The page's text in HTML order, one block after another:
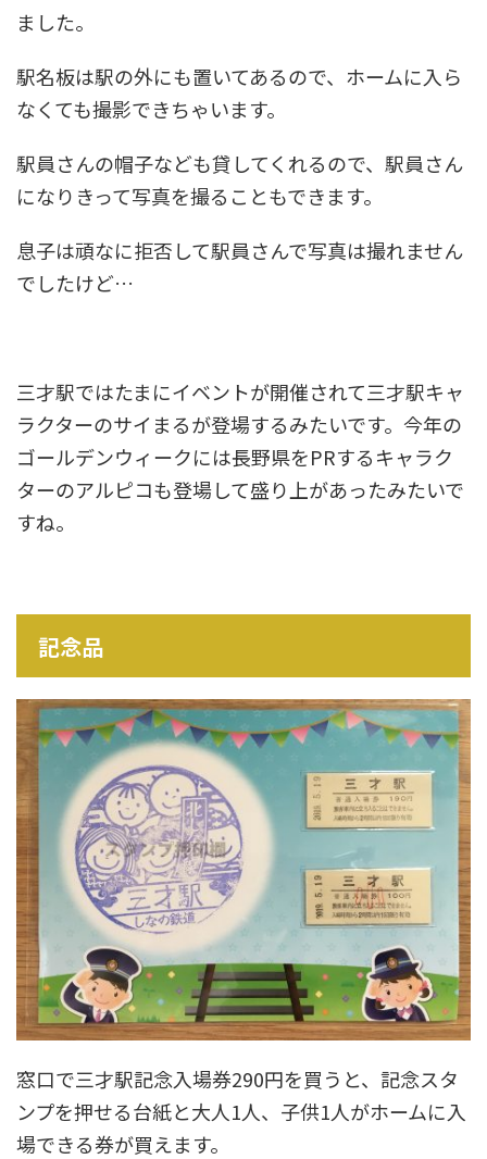
ました。
駅名板は駅の外にも置いてあるので、ホームに入ら
なくても撮影できちゃいます。
駅員さんの帽子なども貸してくれるので、駅員さん
になりきって写真を撮ることもできます。
息子は頑なに拒否して駅員さんで写真は撮れません
でしたけど…
三才駅ではたまにイベントが開催されて三才駅キャ
ラクターのサイまるが登場するみたいです。今年の
ゴールデンウィークには長野県をPRするキャラク
ターのアルピコも登場して盛り上があったみたいで
すね。
記念品
窓口で三才駅記念入場券290円を買うと、記念スタ
ンプを押せる台紙と大人1人、子供1人がホームに入
場できる券が買えます。